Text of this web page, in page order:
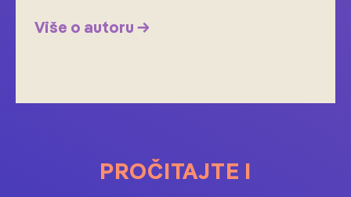
Više o autoru →
PROČITAJTE I